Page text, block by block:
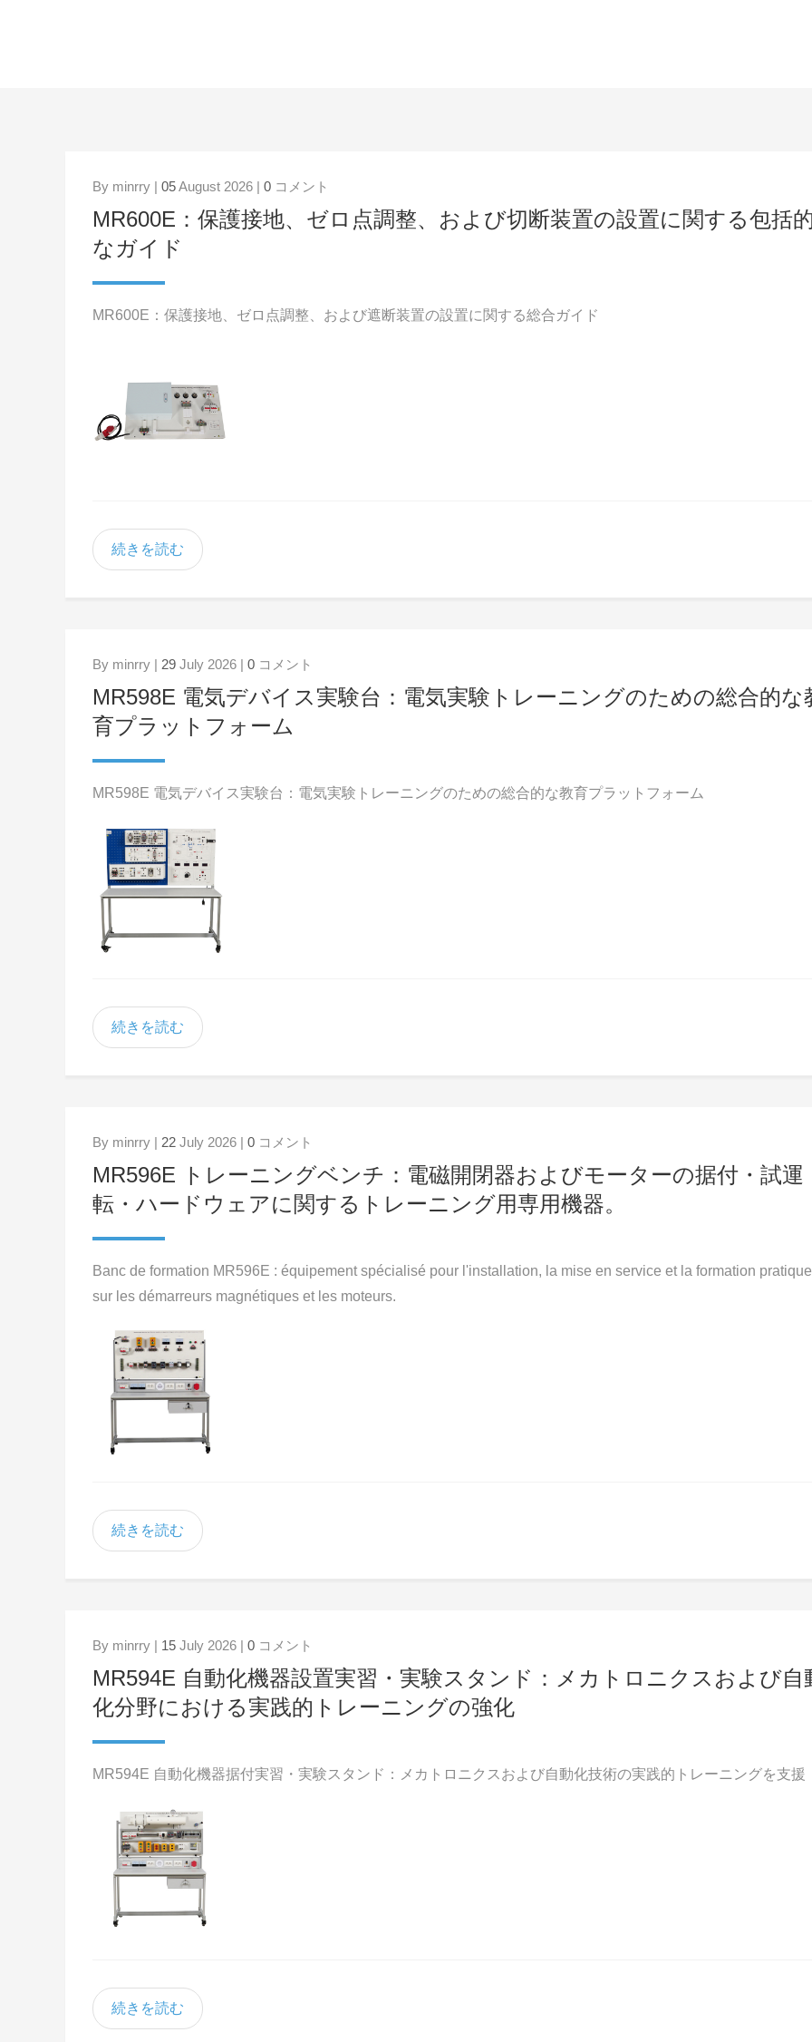
By minrry | 05August 2026 | 0 コメント
MR600E：保護接地、ゼロ点調整、および切断装置の設置に関する包括
なガイド
MR600E：保護接地、ゼロ点調整、および遮断装置の設置に関する総合ガイド
続きを読む
By minrry | 29 July 2026 | 0 コメント
MR598E 電気デバイス実験台：電気実験トレーニングのための総合的な
育プラットフォーム
MR598E 電気デバイス実験台：電気実験トレーニングのための総合的な教育プラットフォーム
続きを読む
By minrry | 22 July 2026 | 0 コメント
MR596E トレーニングベンチ：電磁開閉器およびモーターの据付・試運
転・ハードウェアに関するトレーニング用専用機器。
Banc de formation MR596E : équipement spécialisé pour l'installation, la mise en service et la formation pratique
sur les démarreurs magnétiques et les moteurs.
続きを読む
By minrry | 15 July 2026 | 0 コメント
MR594E 自動化機器設置実習・実験スタンド：メカトロニクスおよび自
化分野における実践的トレーニングの強化
MR594E 自動化機器据付実習・実験スタンド：メカトロニクスおよび自動化技術の実践的トレーニングを支援
続きを読む